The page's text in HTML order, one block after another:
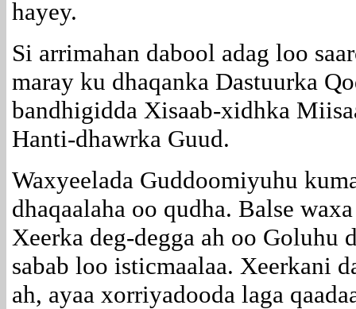
hayey.
Si arrimahan dabool adag loo
maray ku dhaqanka Dastuurka
bandhigidda Xisaab-xidhka
Hanti-dhawrka Guud.
Waxyeelada Guddoomiyuhu
dhaqaalaha oo qudha. Balse
Xeerka deg-degga ah oo
sabab loo isticmaalaa. Xeerkani
ah, ayaa xorriyadooda laga